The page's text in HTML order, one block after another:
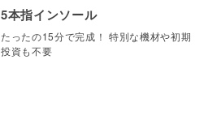
5本指インソール
たったの15分で完成！ 特別な機材や初期
投資も不要